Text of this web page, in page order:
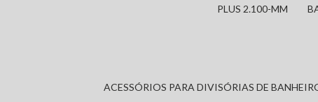
PLUS 2.100-MM
ACESSÓRIOS PARA DIVISÓRIAS DE